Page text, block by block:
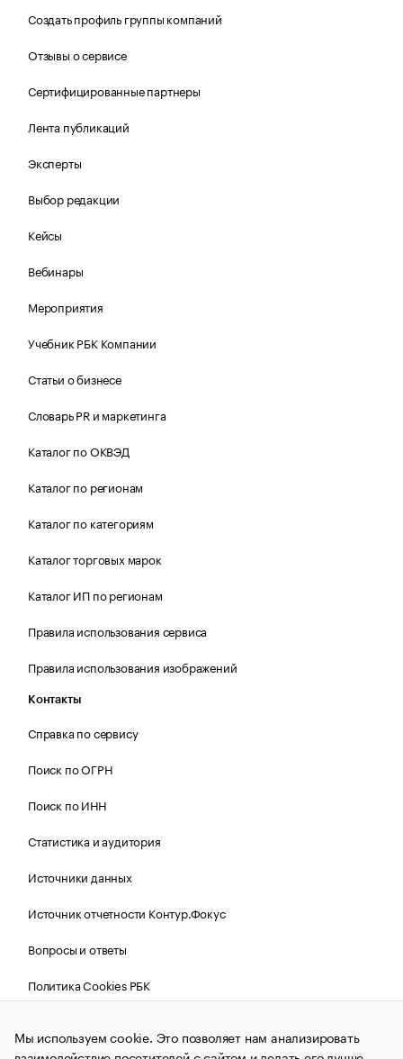
Создать профиль группы компаний
Отзывы о сервисе
Сертифицированные партнеры
Лента публикаций
Эксперты
Выбор редакции
Кейсы
Вебинары
Мероприятия
Учебник РБК Компании
Статьи о бизнесе
Словарь PR и маркетинга
Каталог по ОКВЭД
Каталог по регионам
Каталог по категориям
Каталог торговых марок
Каталог ИП по регионам
Правила использования сервиса
Правила использования изображений
Контакты
Справка по сервису
Поиск по ОГРН
Поиск по ИНН
Статистика и аудитория
Источники данных
Источник отчетности Контур.Фокус
Вопросы и ответы
Политика Cookies РБК
Контактная информация Редакция
Мы используем cookie. Это позволяет нам анализировать